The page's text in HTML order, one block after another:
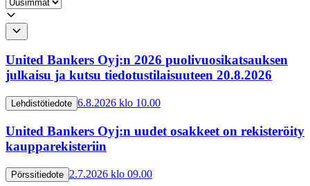
United Bankers Oyj:n 2026 puolivuosikatsauksen
julkaisu ja kutsu tiedotustilaisuuteen 20.8.2026
Lehdistötiedote 6.8.2026 klo 10.00
United Bankers Oyj:n uudet osakkeet on rekisteröity
kaupparekisteriin
Pörssitiedote 2.7.2026 klo 09.00